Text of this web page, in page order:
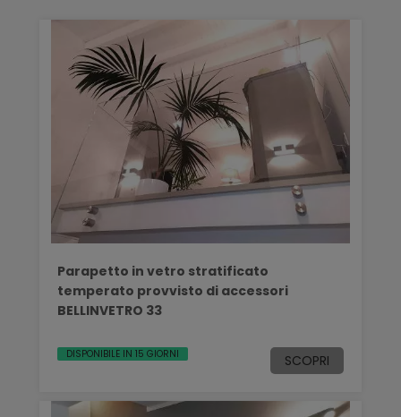
Parapetto in vetro stratificato
temperato provvisto di accessori
BELLINVETRO 33
DISPONIBILE IN 15 GIORNI SCOPRI